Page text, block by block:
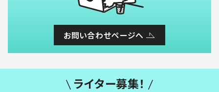
お問い合わせページへ
ライター募集！